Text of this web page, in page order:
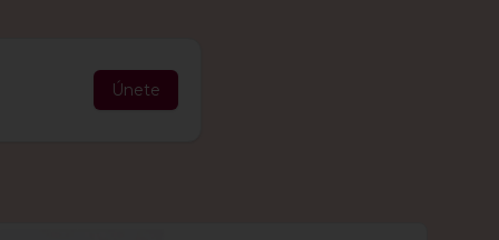
Únete